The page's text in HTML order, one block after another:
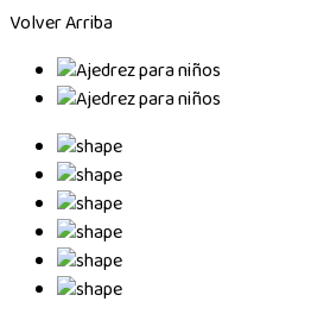
Volver Arriba